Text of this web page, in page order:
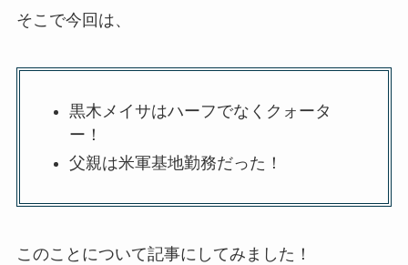
そこで今回は、
黒木メイサはハーフでなくクォータ
ー！
父親は米軍基地勤務だった！
このことについて記事にしてみました！